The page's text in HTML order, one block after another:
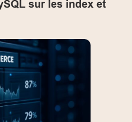
sur les index et